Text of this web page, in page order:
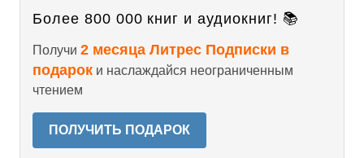
Более 800 000 книг и аудиокниг! 📚
Получи 2 месяца Литрес Подписки в
подарок и наслаждайся неограниченным
чтением
ПОЛУЧИТЬ ПОДАРОК